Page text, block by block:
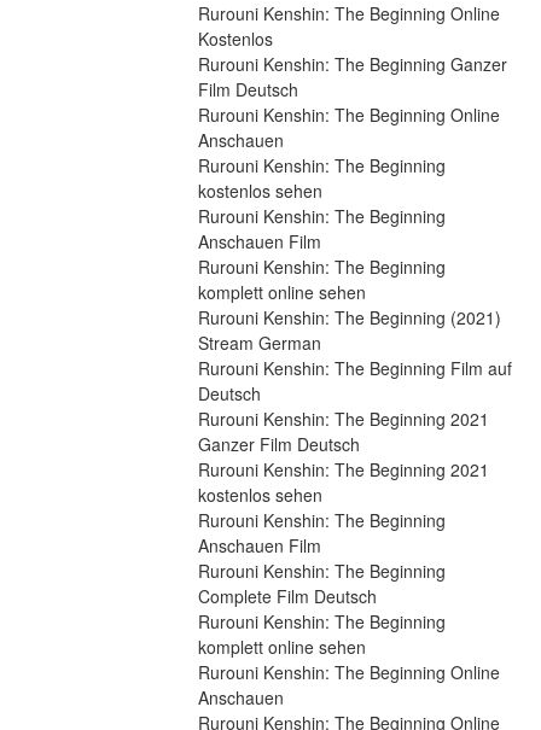
Rurouni Kenshin: The Beginning Online
Kostenlos
Rurouni Kenshin: The Beginning Ganzer
Film Deutsch
Rurouni Kenshin: The Beginning Online
Anschauen
Rurouni Kenshin: The Beginning
kostenlos sehen
Rurouni Kenshin: The Beginning
Anschauen Film
Rurouni Kenshin: The Beginning
komplett online sehen
Rurouni Kenshin: The Beginning (2021)
Stream German
Rurouni Kenshin: The Beginning Film auf
Deutsch
Rurouni Kenshin: The Beginning 2021
Ganzer Film Deutsch
Rurouni Kenshin: The Beginning 2021
kostenlos sehen
Rurouni Kenshin: The Beginning
Anschauen Film
Rurouni Kenshin: The Beginning
Complete Film Deutsch
Rurouni Kenshin: The Beginning
komplett online sehen
Rurouni Kenshin: The Beginning Online
Anschauen
Rurouni Kenshin: The Beginning Online